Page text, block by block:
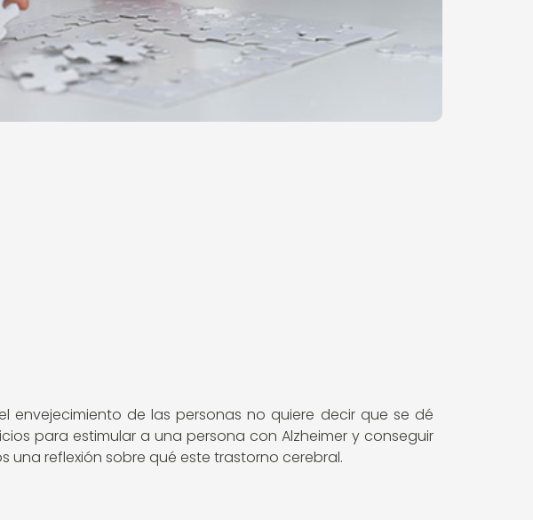
envejecimiento de las personas no quiere decir que se dé
para estimular a una persona con Alzheimer y conseguir
una reflexión sobre qué este trastorno cerebral.